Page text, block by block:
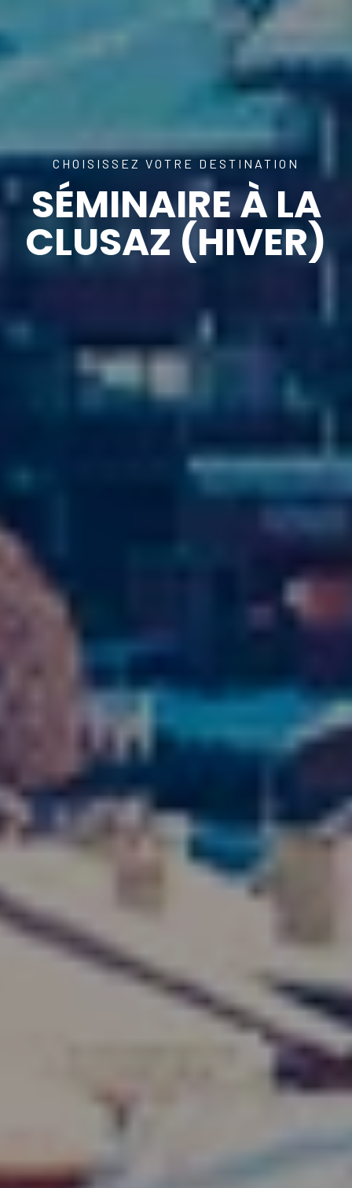
CHOISISSEZ VOTRE DESTINATION
SÉMINAIRE À LA
CLUSAZ (HIVER)